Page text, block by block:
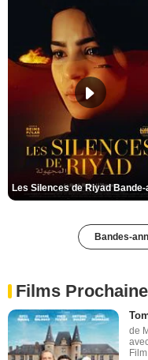
Bandes-
Films
de